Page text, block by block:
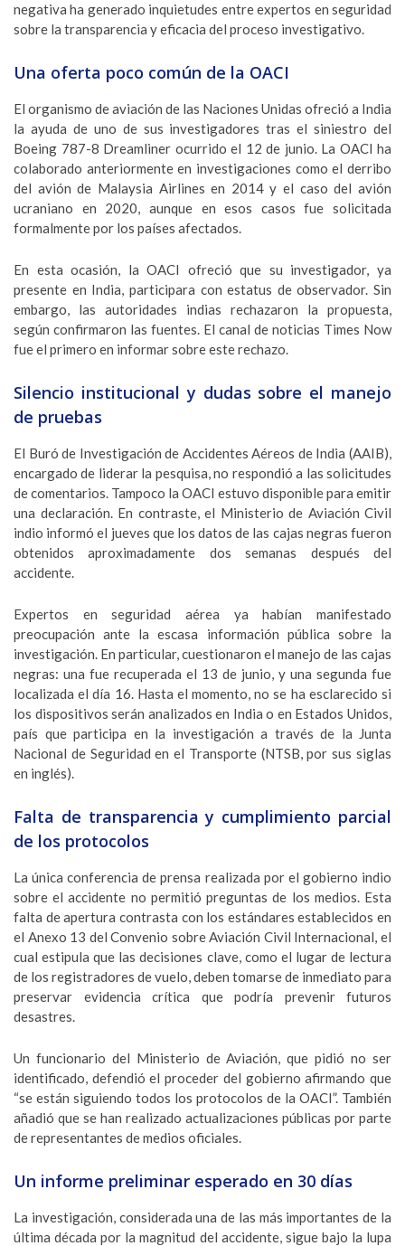
negativa ha generado inquietudes entre expertos en seguridad
sobre la transparencia y eficacia del proceso investigativo.
Una oferta poco común de la OACI
El organismo de aviación de las Naciones Unidas ofreció a India
la ayuda de uno de sus investigadores tras el siniestro del
Boeing 787-8 Dreamliner ocurrido el 12 de junio. La OACI ha
colaborado anteriormente en investigaciones como el derribo
del avión de Malaysia Airlines en 2014 y el caso del avión
ucraniano en 2020, aunque en esos casos fue solicitada
formalmente por los países afectados.
En esta ocasión, la OACI ofreció que su investigador, ya
presente en India, participara con estatus de observador. Sin
embargo, las autoridades indias rechazaron la propuesta,
según confirmaron las fuentes. El canal de noticias Times Now
fue el primero en informar sobre este rechazo.
Silencio institucional y dudas sobre el manejo
de pruebas
El Buró de Investigación de Accidentes Aéreos de India (AAIB),
encargado de liderar la pesquisa, no respondió a las solicitudes
de comentarios. Tampoco la OACI estuvo disponible para emitir
una declaración. En contraste, el Ministerio de Aviación Civil
indio informó el jueves que los datos de las cajas negras fueron
obtenidos aproximadamente dos semanas después del
accidente.
Expertos en seguridad aérea ya habían manifestado
preocupación ante la escasa información pública sobre la
investigación. En particular, cuestionaron el manejo de las cajas
negras: una fue recuperada el 13 de junio, y una segunda fue
localizada el día 16. Hasta el momento, no se ha esclarecido si
los dispositivos serán analizados en India o en Estados Unidos,
país que participa en la investigación a través de la Junta
Nacional de Seguridad en el Transporte (NTSB, por sus siglas
en inglés).
Falta de transparencia y cumplimiento parcial
de los protocolos
La única conferencia de prensa realizada por el gobierno indio
sobre el accidente no permitió preguntas de los medios. Esta
falta de apertura contrasta con los estándares establecidos en
el Anexo 13 del Convenio sobre Aviación Civil Internacional, el
cual estipula que las decisiones clave, como el lugar de lectura
de los registradores de vuelo, deben tomarse de inmediato para
preservar evidencia crítica que podría prevenir futuros
desastres.
Un funcionario del Ministerio de Aviación, que pidió no ser
identificado, defendió el proceder del gobierno afirmando que
“se están siguiendo todos los protocolos de la OACI”. También
añadió que se han realizado actualizaciones públicas por parte
de representantes de medios oficiales.
Un informe preliminar esperado en 30 días
La investigación, considerada una de las más importantes de la
última década por la magnitud del accidente, sigue bajo la lupa